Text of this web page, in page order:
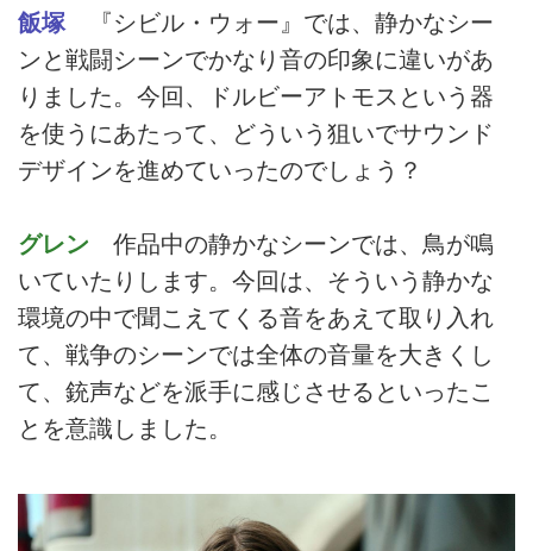
飯塚『シビル・ウォー』では、静かなシー
ンと戦闘シーンでかなり音の印象に違いがあ
りました。今回、ドルビーアトモスという器
を使うにあたって、どういう狙いでサウンド
デザインを進めていったのでしょう？
グレン 作品中の静かなシーンでは、鳥が鳴
いていたりします。今回は、そういう静かな
環境の中で聞こえてくる音をあえて取り入れ
て、戦争のシーンでは全体の音量を大きくし
て、銃声などを派手に感じさせるといったこ
とを意識しました。